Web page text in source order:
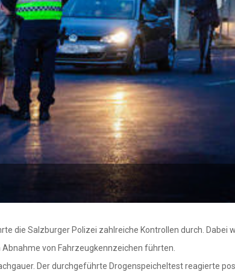
die Salzburger Polizei zahlreiche Kontrollen durch. Dabei
von Fahrzeugkennzeichen führten.
Der durchgeführte Drogenspeicheltest reagierte